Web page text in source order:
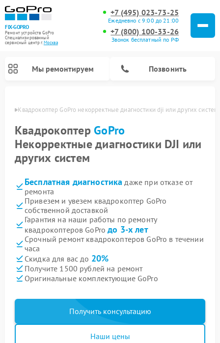
FIX-GOPRO
Ремонт устройств GoPro
Специализированный
cервисный центр г.Москва
+7 (495) 023-73-25
Ежедневно с 9:00 до 21:00
+7 (800) 100-33-26
Звонок бесплатный по РФ
Мы ремонтируем Позвонить
Квадрокоптер GoPro некорректные диагностики dji или других систем
Квадрокоптер GoPro
Некорректные диагностики DJI или
других систем
Бесплатная диагностика даже при отказе от
ремонта
Привезем и увезем квадрокоптер GoPro
собственной доставкой
Гарантия на наши работы по ремонту
квадрокоптеров GoProдо 3-х лет
Срочный ремонт квадрокоптеров GoPro в течении
часа
Скидка для вас до 20%
Получите 1500 рублей на ремонт
Оригинальные комплектующие GoPro
Получить консультацию
Наши цены